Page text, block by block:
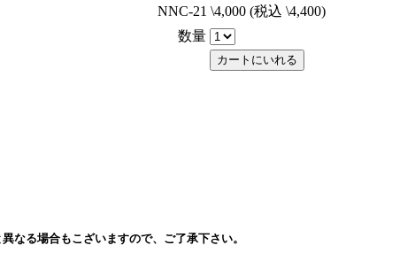
NNC-21 \4,000 (税込 \4,400)
数量
なる場合もこざいますので、ご了承下さい。